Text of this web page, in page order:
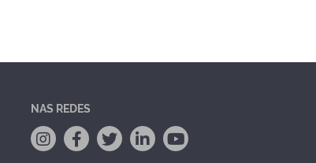
NAS REDES